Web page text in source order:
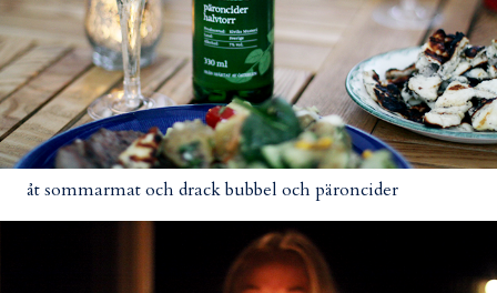
åt sommarmat och drack bubbel och päroncider